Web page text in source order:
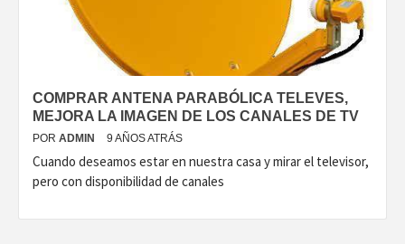
COMPRAR ANTENA PARABÓLICA TELEVES,
MEJORA LA IMAGEN DE LOS CANALES DE TV
POR ADMIN 9 AÑOS ATRÁS
Cuando deseamos estar en nuestra casa y mirar el televisor,
pero con disponibilidad de canales